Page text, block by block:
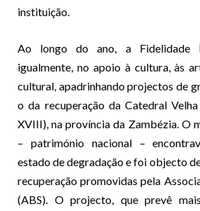
instituição.
Ao longo do ano, a Fidelidade
igualmente, no apoio à cultura, às
cultural, apadrinhando projectos de
o da recuperação da Catedral
XVIII), na província da Zambézia. O
– património nacional –
estado de degradação e foi objecto
recuperação promovidas pela
(ABS). O projecto, que prevê